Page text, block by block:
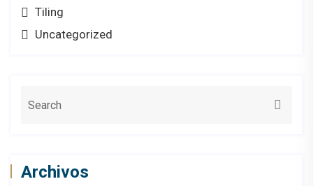
Tiling
Uncategorized
Archivos